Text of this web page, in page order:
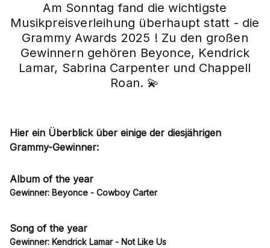
Am Sonntag fand die wichtigste
Musikpreisverleihung überhaupt statt - die
Grammy Awards 2025 ! Zu den großen
Gewinnern gehören Beyonce, Kendrick
Lamar, Sabrina Carpenter und Chappell
Roan. 💫
Hier ein Überblick über einige der diesjährigen
Grammy-Gewinner:
Album of the year
Gewinner: Beyonce - Cowboy Carter
Song of the year
Gewinner: Kendrick Lamar - Not Like Us